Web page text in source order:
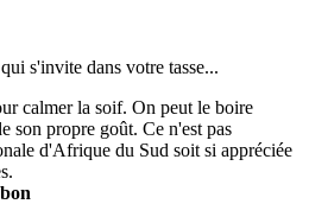
s'invite dans votre tasse...
calmer la soif. On peut le boire
son propre goût. Ce n'est pas
d'Afrique du Sud soit si appréciée